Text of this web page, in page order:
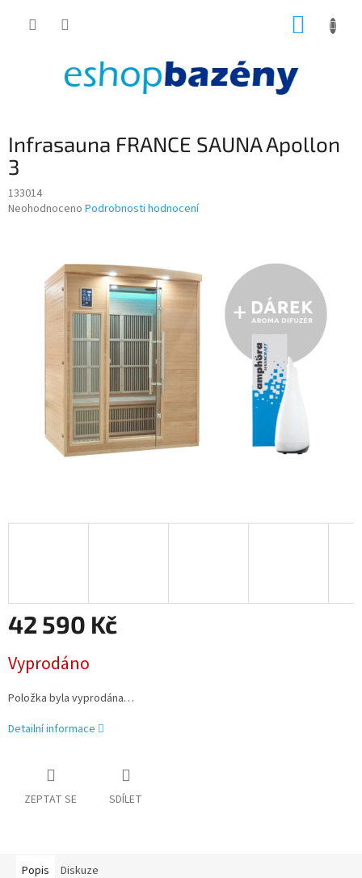
Infrasauna FRANCE SAUNA Apollon
3
133014
Průměrné
hvězdiček.
Neohodnoceno Podrobnosti hodnocení
42 590 Kč
cena:
Vyprodáno
Položka byla vyprodána…
Detailní informace
ZEPTAT SE SDÍLET
Popis Diskuze